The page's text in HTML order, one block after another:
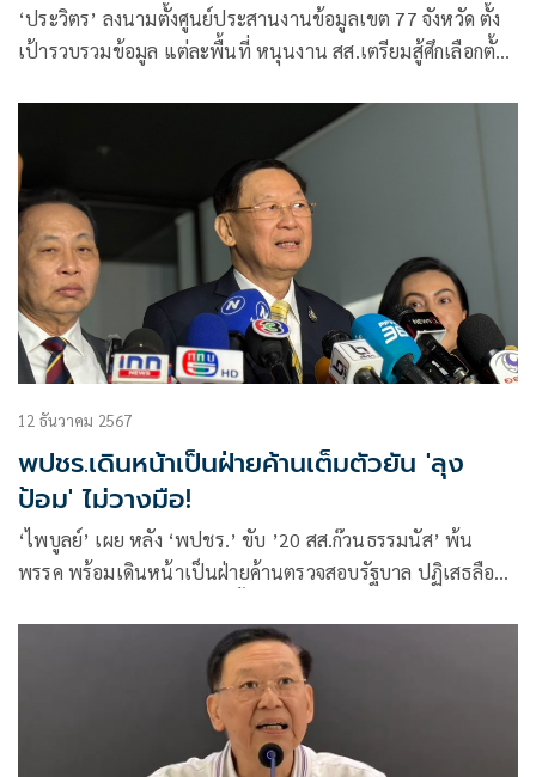
‘ประวิตร’ ลงนามตั้งศูนย์ประสานงานข้อมูลเขต 77 จังหวัด ตั้ง
เป้ารวบรวมข้อมูล แต่ละพื้นที่ หนุนงาน สส.เตรียมสู้ศึกเลือกตั้ง
12 ธันวาคม 2567
พปชร.เดินหน้าเป็นฝ่ายค้านเต็มตัวยัน 'ลุง
ป้อม' ไม่วางมือ!
‘ไพบูลย์’ เผย หลัง ‘พปชร.’ ขับ ’20 สส.ก๊วนธรรมนัส’ พ้น
พรรค พร้อมเดินหน้าเป็นฝ่ายค้านตรวจสอบรัฐบาล ปฏิเสธลือ